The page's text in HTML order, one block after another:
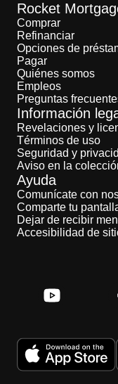
Rocket
Comprar
Refinanciar
Opciones de
Pagar
Quiénes somos
Empleos
Preguntas
Información
Revelaciones y
Términos de uso
Seguridad y
Aviso en la
Ayuda
Comunícate con
Comparte tu
Dejar de recibir
Accesibilidad de